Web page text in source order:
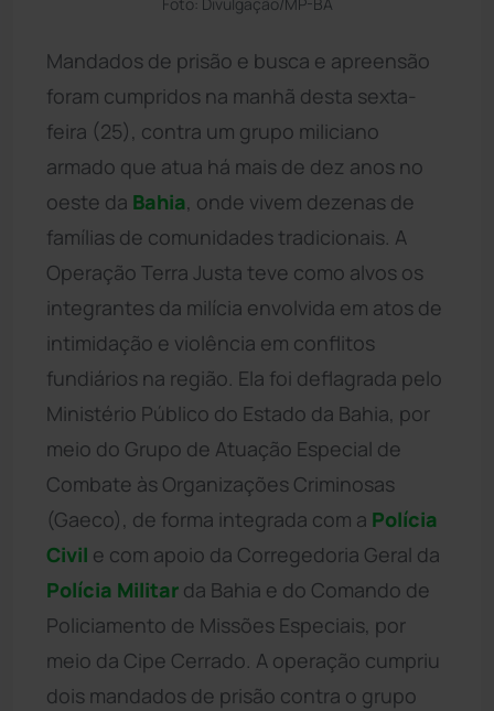
Mandados de prisão e busca e apreensão
foram cumpridos na manhã desta sexta-
feira (25), contra um grupo miliciano
armado que atua há mais de dez anos no
oeste da Bahia, onde vivem dezenas de
famílias de comunidades tradicionais. A
Operação Terra Justa teve como alvos os
integrantes da milícia envolvida em atos de
intimidação e violência em conflitos
fundiários na região. Ela foi deflagrada pelo
Ministério Público do Estado da Bahia, por
meio do Grupo de Atuação Especial de
Combate às Organizações Criminosas
(Gaeco), de forma integrada com a Polícia
Civil e com apoio da Corregedoria Geral da
Polícia Militar da Bahia e do Comando de
Policiamento de Missões Especiais, por
meio da Cipe Cerrado. A operação cumpriu
dois mandados de prisão contra o grupo